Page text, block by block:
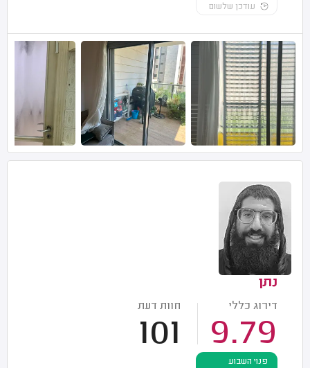
עודכן שלשום
נתן
דירוג כללי
9.79
חוות דעת
101
פנוי השבוע